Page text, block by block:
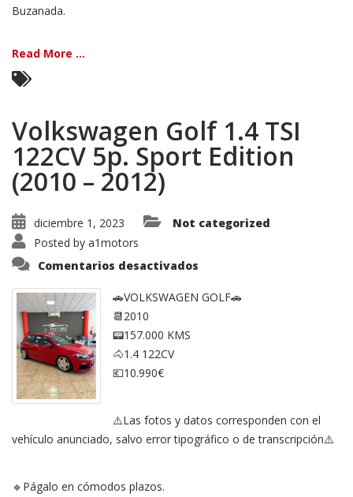
Buzanada.
Read More ...
Volkswagen Golf 1.4 TSI
122CV 5p. Sport Edition
(2010 – 2012)
diciembre 1, 2023
Not categorized
Posted by a1motors
Comentarios desactivados
1.4
TSI
🚗VOLKSWAGEN GOLF🚗
📆2010
📟157.000 KMS
🐴1.4 122CV
💶10.990€
⚠️Las fotos y datos corresponden con el
vehículo anunciado, salvo error tipográfico o de transcripción⚠️
🔹Págalo en cómodos plazos.